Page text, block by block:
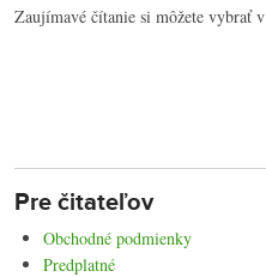
Zaujímavé čítanie si môžete vybrať v
Pre čitateľov
Obchodné podmienky
Predplatné